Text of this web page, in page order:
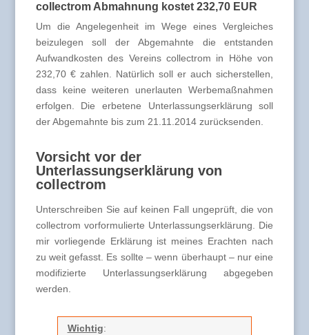
collectrom Abmahnung kostet 232,70 EUR
Um die Angelegenheit im Wege eines Vergleiches
beizulegen soll der Abgemahnte die entstanden
Aufwandkosten des Vereins collectrom in Höhe von
232,70 € zahlen. Natürlich soll er auch sicherstellen,
dass keine weiteren unerlauten Werbemaßnahmen
erfolgen. Die erbetene Unterlassungserklärung soll
der Abgemahnte bis zum 21.11.2014 zurücksenden.
Vorsicht vor der
Unterlassungserklärung von
collectrom
Unterschreiben Sie auf keinen Fall ungeprüft, die von
collectrom vorformulierte Unterlassungserklärung. Die
mir vorliegende Erklärung ist meines Erachten nach
zu weit gefasst. Es sollte – wenn überhaupt – nur eine
modifizierte Unterlassungserklärung abgegeben
werden.
Wichtig: